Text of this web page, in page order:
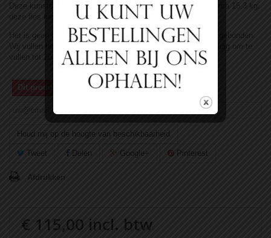
Deze kunststof fles weegt leeg circa 5,3kg en gevuld dus circa 15,3 kg.
deze fles kan U overal laten vullen.
Het is geen merkfles dus vrij om te wisselen etc. Niet merk gebonden.
Wij vullen hem met 10kg CO2 neutraal propaan. Flessen geldig om te
vullen tot 2033!
Dit product is niet meer op voorraad
Houd mij op de hoogte van beschikbaarheid
Tweet Delen Google+ Pinterest
Afdrukken
€ 115,00 incl. btw